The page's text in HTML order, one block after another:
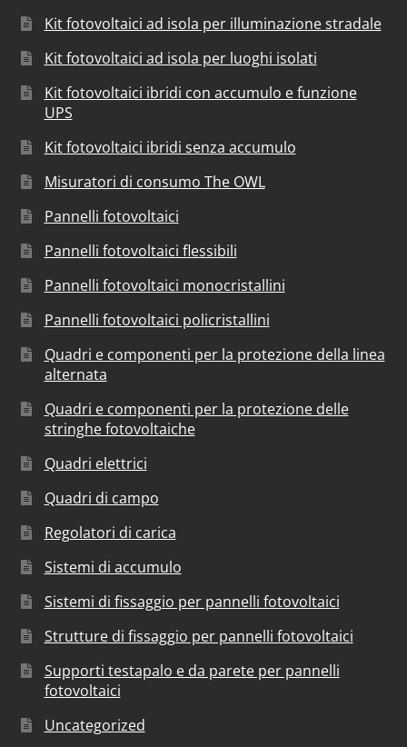
Kit fotovoltaici ad isola per illuminazione stradale
Kit fotovoltaici ad isola per luoghi isolati
Kit fotovoltaici ibridi con accumulo e funzione
UPS
Kit fotovoltaici ibridi senza accumulo
Misuratori di consumo The OWL
Pannelli fotovoltaici
Pannelli fotovoltaici flessibili
Pannelli fotovoltaici monocristallini
Pannelli fotovoltaici policristallini
Quadri e componenti per la protezione della linea
alternata
Quadri e componenti per la protezione delle
stringhe fotovoltaiche
Quadri elettrici
Quadri di campo
Regolatori di carica
Sistemi di accumulo
Sistemi di fissaggio per pannelli fotovoltaici
Strutture di fissaggio per pannelli fotovoltaici
Supporti testapalo e da parete per pannelli
fotovoltaici
Uncategorized